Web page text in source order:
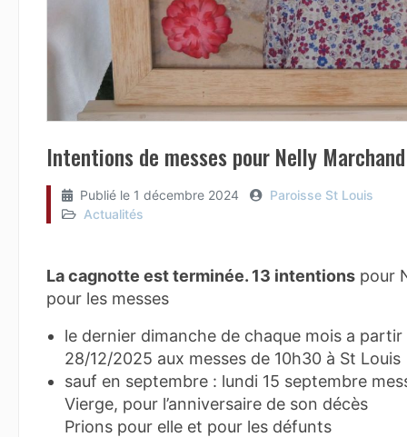
Intentions de messes pour Nelly Marchand
Publié le 1 décembre 2024
Paroisse St Louis
Actualités
La cagnotte est terminée. 13 intentions pour
pour les messes
le dernier dimanche de chaque mois a partir
28/12/2025 aux messes de 10h30 à St Louis
sauf en septembre : lundi 15 septembre
Vierge, pour l’anniversaire de son décès
Prions pour elle et pour les défunts